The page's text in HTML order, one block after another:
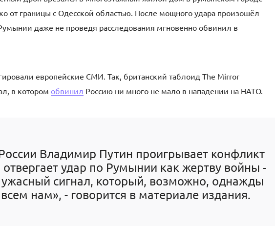
от границы с Одесской областью. После мощного удара произошёл
даже не проведя расследования мгновенно обвинил в
европейские СМИ. Так, британский таблоид The Mirror
в котором обвинил Россию ни много не мало в нападении на НАТО.
Владимир Путин проигрывает конфликт
отвергает удар по Румынии как жертву войны -
ужасный сигнал, который, возможно, однажды
нам», - говорится в материале издания.